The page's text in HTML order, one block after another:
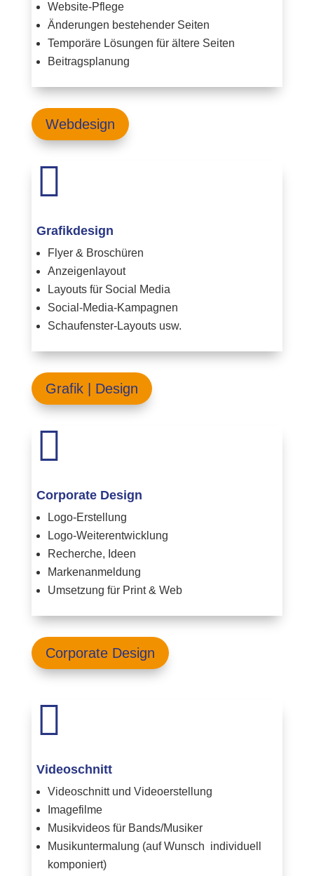
Website-Pflege
Änderungen bestehender Seiten
Temporäre Lösungen für ältere Seiten
Beitragsplanung
Webdesign

Grafikdesign
Flyer & Broschüren
Anzeigenlayout
Layouts für Social Media
Social-Media-Kampagnen
Schaufenster-Layouts usw.
Grafik | Design

Corporate Design
Logo-Erstellung
Logo-Weiterentwicklung
Recherche, Ideen
Markenanmeldung
Umsetzung für Print & Web
Corporate Design

Videoschnitt
Videoschnitt und Videoerstellung
Imagefilme
Musikvideos für Bands/Musiker
Musikuntermalung (auf Wunsch individuell
komponiert)